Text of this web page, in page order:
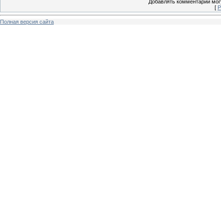
Добавлять комментарии
[
Полная версия сайта